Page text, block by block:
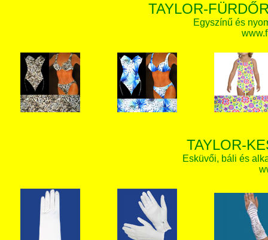
TAYLOR-
Egyszínű és
TAYLOR-
Esküvői, báli és